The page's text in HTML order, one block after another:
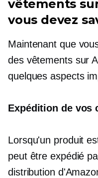
vêtements
vous devez
Maintenant que
des vêtements sur
quelques aspects
Expédition de vos
Lorsqu'un produit
peut être expédié
distribution